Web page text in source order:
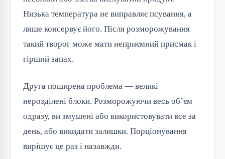
Низька температура не виправляє псування, а
лише консервує його. Після розморожування
такий творог може мати неприємний присмак і
гірший запах.
Друга поширена проблема — великі
нерозділені блоки. Розморожуючи весь об’єм
одразу, ви змушені або використовувати все за
день, або викидати залишки. Порціонування
вирішує це раз і назавжди.